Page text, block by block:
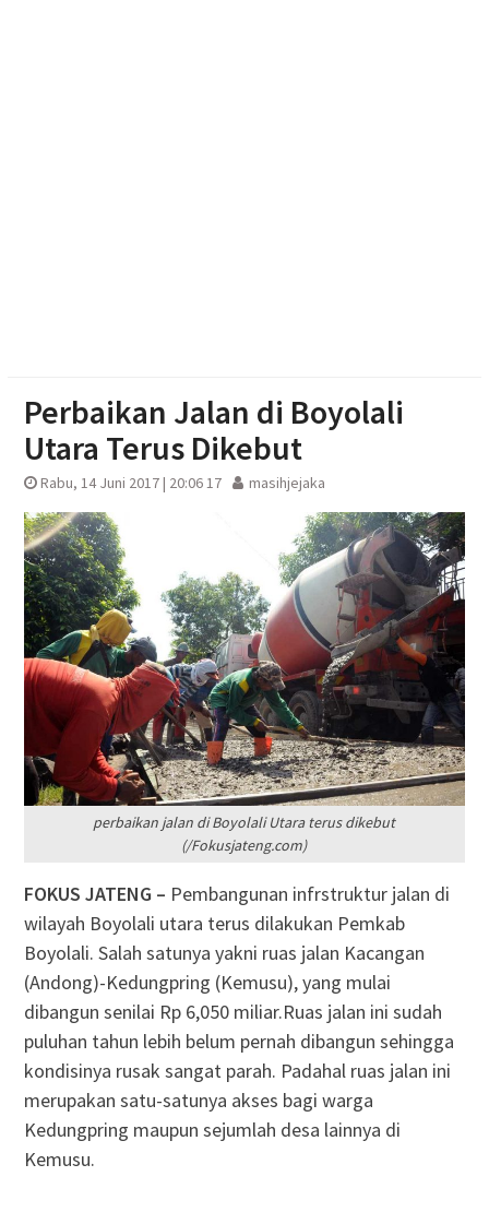
Perbaikan Jalan di Boyolali
Utara Terus Dikebut
Rabu, 14 Juni 2017 | 20:06 17 masihjejaka
perbaikan jalan di Boyolali Utara terus dikebut
(/Fokusjateng.com)
FOKUS JATENG – Pembangunan infrstruktur jalan di
wilayah Boyolali utara terus dilakukan Pemkab
Boyolali. Salah satunya yakni ruas jalan Kacangan
(Andong)-Kedungpring (Kemusu), yang mulai
dibangun senilai Rp 6,050 miliar.Ruas jalan ini sudah
puluhan tahun lebih belum pernah dibangun sehingga
kondisinya rusak sangat parah. Padahal ruas jalan ini
merupakan satu-satunya akses bagi warga
Kedungpring maupun sejumlah desa lainnya di
Kemusu.